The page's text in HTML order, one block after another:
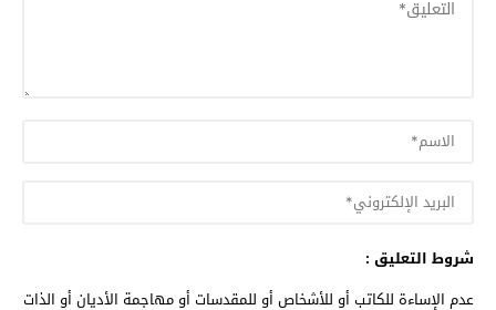
شروط التعليق :
عدم الإساءة للكاتب أو للأشخاص أو للمقدسات أو مهاجمة الأديان أو الذات